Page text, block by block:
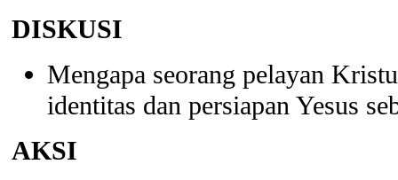
DISKUSI
Mengapa seorang pelayan
identitas dan persiapan Yesus
AKSI